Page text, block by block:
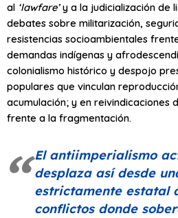
al ‘lawfare’y a la judicialización de
debates sobre militarización,
resistencias socioambientales
demandas indígenas y
colonialismo histórico y despojo
populares que vinculan
acumulación; y en reivindicaciones
frente a la fragmentación.
El antiimperialismo
desplaza así desde
estrictamente estatal
conflictos donde